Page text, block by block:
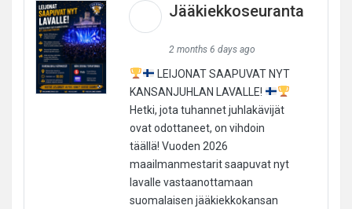
Jääkiekkoseuranta
2 months 6 days ago
LEIJONAT SAAPUVAT NYT
KANSANJUHLAN LAVALLE!
Hetki, jota tuhannet juhlakävijät
ovat odottaneet, on vihdoin
täällä! Vuoden 2026
maailmanmestarit saapuvat nyt
lavalle vastaanottamaan
suomalaisen jääkiekkokansan